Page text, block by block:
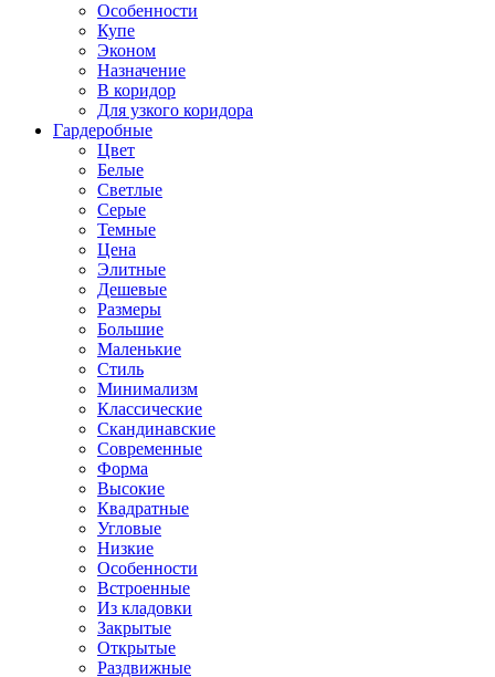
Особенности
Купе
Эконом
Назначение
В коридор
Для узкого коридора
Гардеробные
Цвет
Белые
Светлые
Серые
Темные
Цена
Элитные
Дешевые
Размеры
Большие
Маленькие
Стиль
Минимализм
Классические
Скандинавские
Современные
Форма
Высокие
Квадратные
Угловые
Низкие
Особенности
Встроенные
Из кладовки
Закрытые
Открытые
Раздвижные